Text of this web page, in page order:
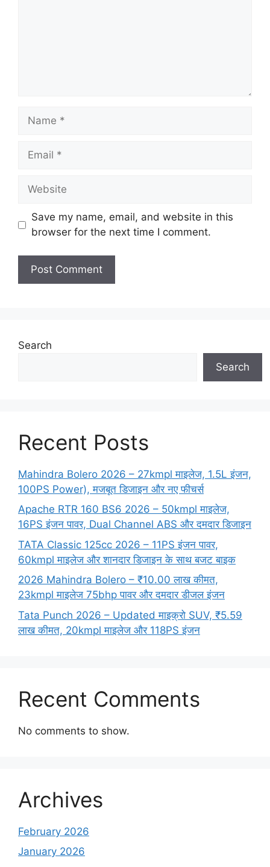
Name
Email
Website
Save my name, email, and website in this
browser for the next time I comment.
Search
Search
Recent Posts
Mahindra Bolero 2026 – 27kmpl माइलेज, 1.5L इंजन,
100PS Power), मजबूत डिजाइन और नए फीचर्स
Apache RTR 160 BS6 2026 – 50kmpl माइलेज,
16PS इंजन पावर, Dual Channel ABS और दमदार डिजाइन
TATA Classic 125cc 2026 – 11PS इंजन पावर,
60kmpl माइलेज और शानदार डिजाइन के साथ बजट बाइक
2026 Mahindra Bolero – ₹10.00 लाख कीमत,
23kmpl माइलेज 75bhp पावर और दमदार डीजल इंजन
Tata Punch 2026 – Updated माइक्रो SUV, ₹5.59
लाख कीमत, 20kmpl माइलेज और 118PS इंजन
Recent Comments
No comments to show.
Archives
February 2026
January 2026